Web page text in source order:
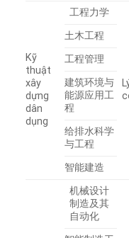
Kỹ
thuật
xây
dựng
dân
dụng
工程力学
土木工程
工程管理
建筑环境与
能源应用工
程
给排水科学
与工程
智能建造
机械设计
制造及其
自动化